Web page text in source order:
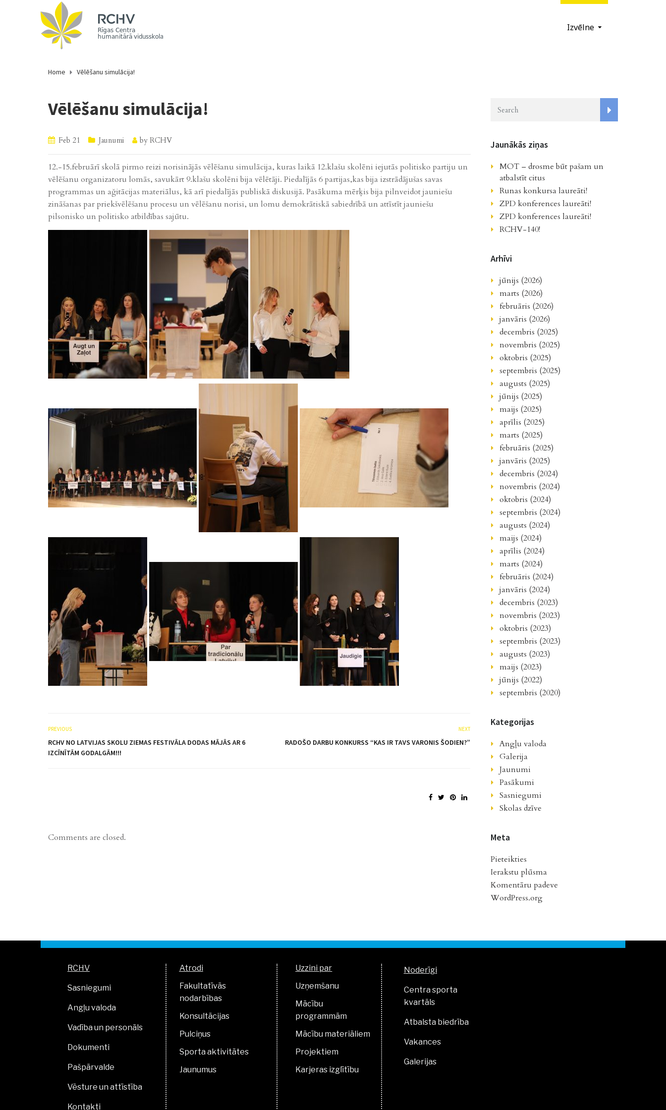
Izvēlne
Home Vēlēšanu simulācija!
Vēlēšanu simulācija!
Feb 21 Jaunumi by RCHV
12.-15.februārī skolā pirmo reizi norisinājās vēlēšanu simulācija, kuras laikā 12.klašu skolēni iejutās politisko partiju un
vēlēšanu organizatoru lomās, savukārt 9.klašu skolēni bija vēlētāji. Piedalījās 6 partijas,kas bija izstrādājušas savas
programmas un ağitācijas materiālus, kā arī piedalījās publiskā diskusijā. Pasākuma mērķis bija pilnveidot jauniešu
zināšanas par priekšvēlēšanu procesu un vēlēšanu norisi, un lomu demokrātiskā sabiedrībā un attīstīt jauniešu
pilsonisko un politisko atbildības sajūtu.
PREVIOUS
RCHV NO LATVIJAS SKOLU ZIEMAS FESTIVĀLA DODAS MĀJĀS AR 6
IZCĪNĪTĀM GODALGĀM!!!
NEXT
RADOŠO DARBU KONKURSS “KAS IR TAVS VARONIS ŠODIEN?”
Comments are closed.
Jaunākās ziņas
MOT – drosme būt pašam un
atbalstīt citus
Runas konkursa laureāti!
ZPD konferences laureāti!
ZPD konferences laureāti!
RCHV-140!
Arhīvi
jūnijs (2026)
marts (2026)
februāris (2026)
janvāris (2026)
decembris (2025)
novembris (2025)
oktobris (2025)
septembris (2025)
augusts (2025)
jūnijs (2025)
maijs (2025)
aprīlis (2025)
marts (2025)
februāris (2025)
janvāris (2025)
decembris (2024)
novembris (2024)
oktobris (2024)
septembris (2024)
augusts (2024)
maijs (2024)
aprīlis (2024)
marts (2024)
februāris (2024)
janvāris (2024)
decembris (2023)
novembris (2023)
oktobris (2023)
septembris (2023)
augusts (2023)
maijs (2023)
jūnijs (2022)
septembris (2020)
Kategorijas
Angļu valoda
Galerija
Jaunumi
Pasākumi
Sasniegumi
Skolas dzīve
Meta
Pieteikties
Ierakstu plūsma
Komentāru padeve
WordPress.org
RCHV
Sasniegumi
Angļu valoda
Vadība un personāls
Dokumenti
Pašpārvalde
Vēsture un attīstība
Kontakti
Atrodi
Fakultatīvās
nodarbības
Konsultācijas
Pulciņus
Sporta aktivitātes
Jaunumus
Uzzini par
Uzņemšanu
Mācību
programmām
Mācību materiāliem
Projektiem
Karjeras izglītību
Noderīgi
Centra sporta
kvartāls
Atbalsta biedrība
Vakances
Galerijas